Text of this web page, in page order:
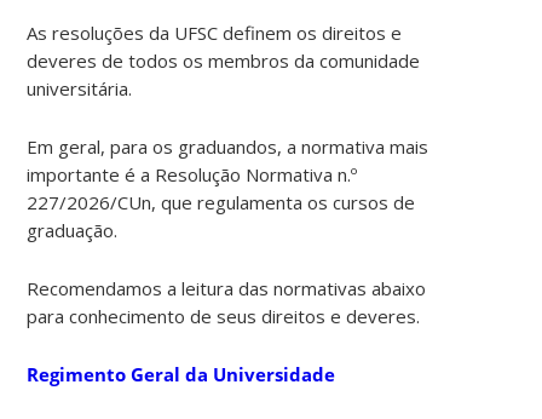
As resoluções da UFSC definem os direitos e
deveres de todos os membros da comunidade
universitária.
Em geral, para os graduandos, a normativa mais
importante é a Resolução Normativa n.º
227/2026/CUn, que regulamenta os cursos de
graduação.
Recomendamos a leitura das normativas abaixo
para conhecimento de seus direitos e deveres.
Regimento Geral da Universidade